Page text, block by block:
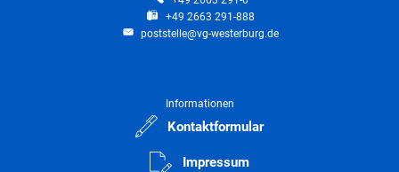
+49 2663 291-888
poststelle@vg-westerburg.de
Informationen
Kontaktformular
Impressum